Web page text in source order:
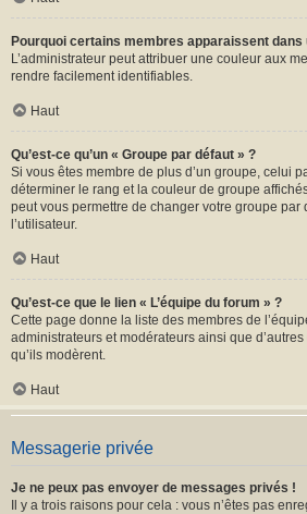
Pourquoi certains membres apparaissent
L’administrateur peut attribuer une couleur aux
rendre facilement identifiables.
Haut
Qu’est-ce qu’un « Groupe par défaut » ?
Si vous êtes membre de plus d’un groupe, celui
déterminer le rang et la couleur de groupe
peut vous permettre de changer votre groupe par
l’utilisateur.
Haut
Qu’est-ce que le lien « L’équipe du forum » ?
Cette page donne la liste des membres de
administrateurs et modérateurs ainsi que
qu’ils modèrent.
Haut
Messagerie privée
Je ne peux pas envoyer de messages privés !
Il y a trois raisons pour cela : vous n’êtes pas